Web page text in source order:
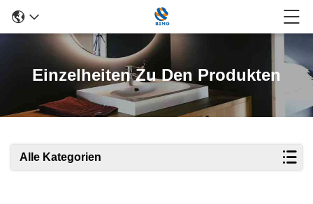
Einzelheiten Zu Den Produkten
Alle Kategorien